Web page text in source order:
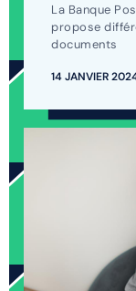
La Banque
propose
documents
14 JANVIER